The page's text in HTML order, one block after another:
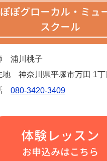
ぽグローカル・ミュ
スクール
浦川桃子
地
神奈川県平塚市万田 1
080-3420-3409
体験レッスン
お申込みはこちら